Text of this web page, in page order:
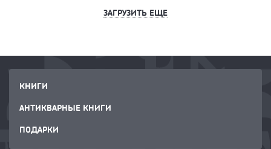
ЗАГРУЗИТЬ ЕЩЕ
КНИГИ
АНТИКВАРНЫЕ КНИГИ
ПОДАРКИ